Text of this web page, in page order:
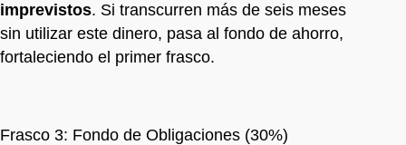
imprevistos. Si transcurren más de seis meses
sin utilizar este dinero, pasa al fondo de ahorro,
fortaleciendo el primer frasco.
Frasco 3: Fondo de Obligaciones (30%)